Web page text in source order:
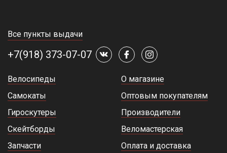
Все пункты выдачи
+7(918) 373-07-07
Велосипеды
Самокаты
Гироскутеры
Скейтборды
Запчасти
О магазине
Оптовым покупателям
Производители
Веломастерская
Оплата и доставка